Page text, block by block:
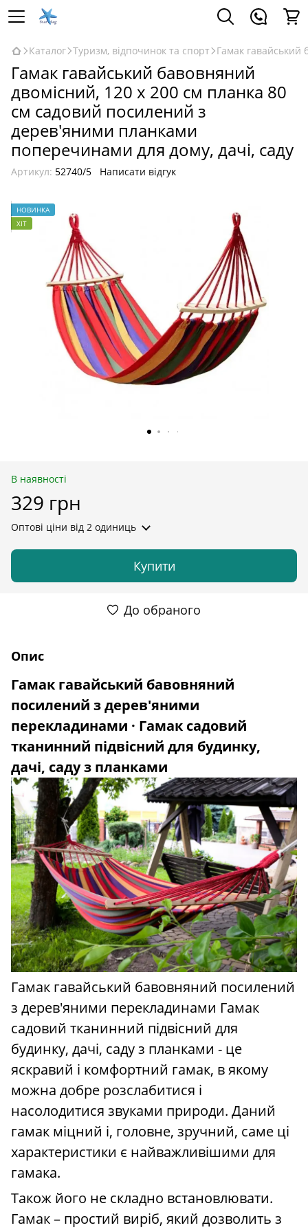
Каталог Туризм, відпочинок та спорт Гамак
Гамак гавайський бавовняний
двомісний, 120 x 200 см планка 80
см садовий посилений з
дерев'яними планками
поперечинами для дому, дачі, саду
Артикул: 52740/5 Написати відгук
НОВИНКА
ХІТ
В наявності
329 грн
Оптові ціни від 2 одиниць
Купити
До обраного
Опис
Гамак гавайський бавовняний
посилений з дерев'яними
перекладинами · Гамак садовий
тканинний підвісний для будинку,
дачі, саду з планками
Гамак гавайський бавовняний посилений
з дерев'яними перекладинами Гамак
садовий тканинний підвісний для
будинку, дачі, саду з планками - це
яскравий і комфортний гамак, в якому
можна добре розслабитися і
насолодитися звуками природи. Даний
гамак міцний і, головне, зручний, саме ці
характеристики є найважливішими для
гамака.
Також його не складно встановлювати.
Гамак – простий виріб, який дозволить з